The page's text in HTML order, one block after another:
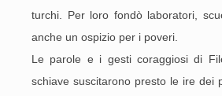
turchi. Per loro fondò laboratori,
anche un ospizio per i poveri.
Le parole e i gesti coraggiosi di
schiave suscitarono presto le ire dei